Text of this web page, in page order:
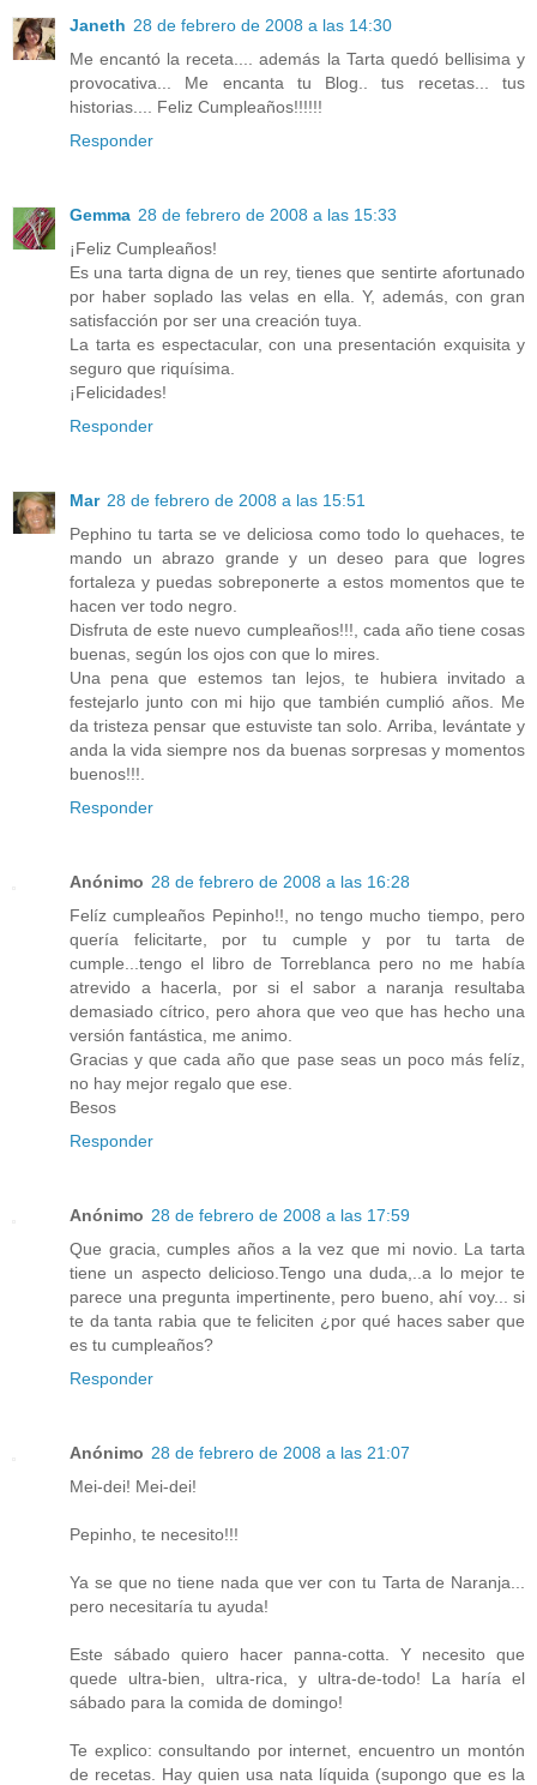
Janeth 28 de febrero de 2008 a las 14:30
Me encantó la receta.... además la Tarta quedó bellisima y
provocativa... Me encanta tu Blog.. tus recetas... tus
historias.... Feliz Cumpleaños!!!!!!
Responder
Gemma 28 de febrero de 2008 a las 15:33
¡Feliz Cumpleaños!
Es una tarta digna de un rey, tienes que sentirte afortunado
por haber soplado las velas en ella. Y, además, con gran
satisfacción por ser una creación tuya.
La tarta es espectacular, con una presentación exquisita y
seguro que riquísima.
¡Felicidades!
Responder
Mar 28 de febrero de 2008 a las 15:51
Pephino tu tarta se ve deliciosa como todo lo quehaces, te
mando un abrazo grande y un deseo para que logres
fortaleza y puedas sobreponerte a estos momentos que te
hacen ver todo negro.
Disfruta de este nuevo cumpleaños!!!, cada año tiene cosas
buenas, según los ojos con que lo mires.
Una pena que estemos tan lejos, te hubiera invitado a
festejarlo junto con mi hijo que también cumplió años. Me
da tristeza pensar que estuviste tan solo. Arriba, levántate y
anda la vida siempre nos da buenas sorpresas y momentos
buenos!!!.
Responder
Anónimo 28 de febrero de 2008 a las 16:28
Felíz cumpleaños Pepinho!!, no tengo mucho tiempo, pero
quería felicitarte, por tu cumple y por tu tarta de
cumple...tengo el libro de Torreblanca pero no me había
atrevido a hacerla, por si el sabor a naranja resultaba
demasiado cítrico, pero ahora que veo que has hecho una
versión fantástica, me animo.
Gracias y que cada año que pase seas un poco más felíz,
no hay mejor regalo que ese.
Besos
Responder
Anónimo 28 de febrero de 2008 a las 17:59
Que gracia, cumples años a la vez que mi novio. La tarta
tiene un aspecto delicioso.Tengo una duda,..a lo mejor te
parece una pregunta impertinente, pero bueno, ahí voy... si
te da tanta rabia que te feliciten ¿por qué haces saber que
es tu cumpleaños?
Responder
Anónimo 28 de febrero de 2008 a las 21:07
Mei-dei! Mei-dei!
Pepinho, te necesito!!!
Ya se que no tiene nada que ver con tu Tarta de Naranja...
pero necesitaría tu ayuda!
Este sábado quiero hacer panna-cotta. Y necesito que
quede ultra-bien, ultra-rica, y ultra-de-todo! La haría el
sábado para la comida de domingo!
Te explico: consultando por internet, encuentro un montón
de recetas. Hay quien usa nata líquida (supongo que es la